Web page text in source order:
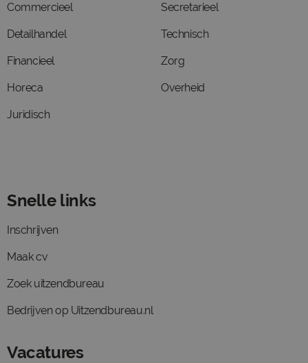
Commercieel
Detailhandel
Financieel
Horeca
Juridisch
Secretarieel
Technisch
Zorg
Overheid
Snelle links
Inschrijven
Maak cv
Zoek uitzendbureau
Bedrijven op Uitzendbureau.nl
Vacatures